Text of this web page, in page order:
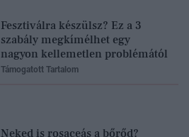
Fesztiválra készülsz? Ez a 3
szabály megkímélhet egy
nagyon kellemetlen problémától
Támogatott Tartalom
Neked is rosaceás a bőrőd?